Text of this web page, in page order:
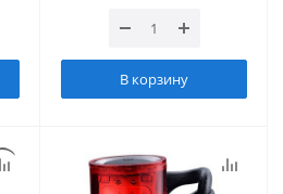
В корзину